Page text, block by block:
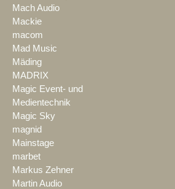
Mach Audio
Mackie
macom
Mad Music
Mäding
MADRIX
Magic Event- und
Medientechnik
Magic Sky
magnid
Mainstage
marbet
Markus Zehner
Martin Audio